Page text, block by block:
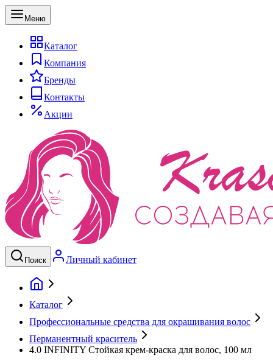
Меню
Каталог
Компания
Бренды
Контакты
Акции
Поиск Личный кабинет
Каталог
Профессиональные средства для окрашивания волос
Перманентный краситель
4.0 INFINITY Стойкая крем-краска для волос, 100 мл